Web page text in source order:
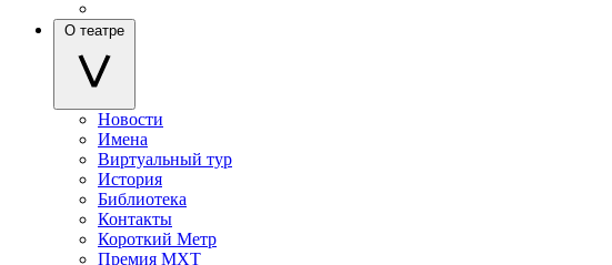
О театре
Новости
Имена
Виртуальный тур
История
Библиотека
Контакты
Короткий Метр
Премия МХТ